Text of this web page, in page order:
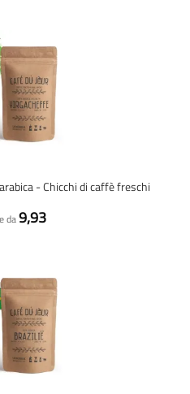
- Chicchi di caffè freschi
da9,93